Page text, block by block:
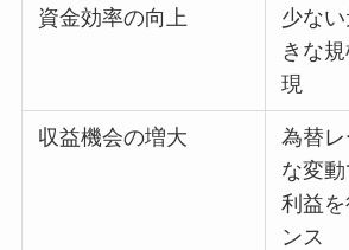
資金効率の向上
少な
きな
現
収益機会の増大
為替
な変
利益
ンス